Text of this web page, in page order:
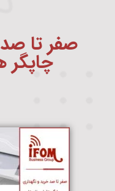
صفر تا
چاپگر